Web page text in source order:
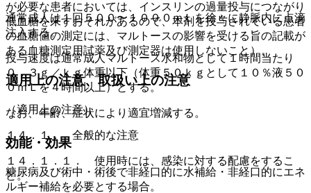
が必要な患者においては、インスリンの過量投与につながり
低血糖を来すおそれがあるので、本剤を投与されている患者
の血糖値の測定には、マルトースの影響を受ける旨の記載が
ある血糖測定用試薬及び測定器は使用しないこと）。
適用上の注意、取扱い上の注意
（適用上の注意）
１４．１． 全般的な注意
１４．１．１． 使用時には、感染に対する配慮をするこ
と。
通常成人は１回５００〜１０００ｍＬを徐々に静脈内に点滴
注入する。
投与速度は通常成人マルトース水和物として１時間当たり
０．３ｇ／ｋｇ体重以下（体重５０ｋｇとして１０％液５０
０ｍＬを４時間以上）とする。
なお、年齢、症状により適宜増減する。
効能・効果
糖尿病及び術中・術後で非経口的に水補給・非経口的にエネ
ルギー補給を必要とする場合。